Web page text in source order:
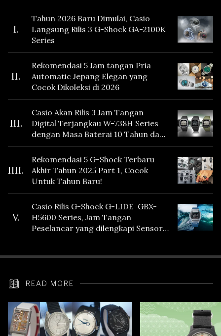
I.
Tahun 2026 Baru Dimulai, Casio
Langsung Rilis 3 G-Shock GA-2100K
Series
II.
Rekomendasi 5 Jam tangan Pria
Automatic Jepang Elegan yang
Cocok Dikoleksi di 2026
III.
Casio Akan Rilis 3 Jam Tangan
Digital Terjangkau W-738H Series
dengan Masa Baterai 10 Tahun dan
Fitur Vibration
IIII.
Rekomendasi 5 G-Shock Terbaru
Akhir Tahun 2025 Part 1, Cocok
Untuk Tahun Baru!
V.
Casio Rilis G-Shock G-LIDE GBX-
H5600 Series, Jam Tangan
Peselancar yang dilengkapi Sensor
READ MORE